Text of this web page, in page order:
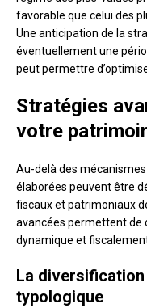
favorable que celui des
Une anticipation de la
éventuellement une
peut permettre
Stratégies
votre
Au-delà des
élaborées peuvent être
fiscaux et patrimoniaux
avancées permettent de
dynamique et
La
typologique